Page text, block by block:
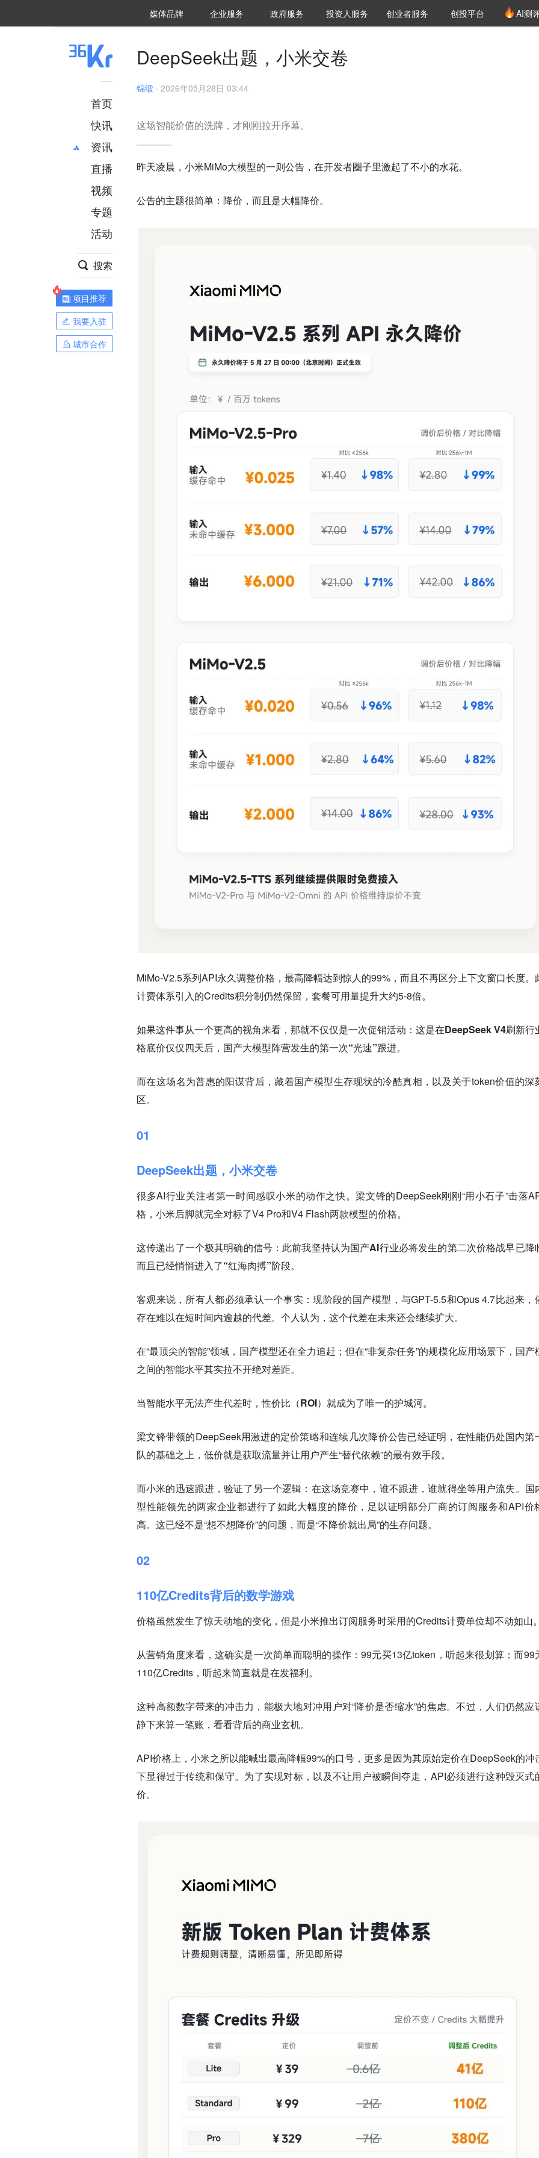
媒体品牌 36Kr研究院
企业服务 城市之窗
政府服务 VClub投资机构库
投资机构职位推介
投资人服务 创投氪堂
创业者服务 创投平台 AI测
首页
快讯
资讯
推荐
财经
项目推荐
安徽
直播
视频
专题
活动
搜索
项目推荐
我要入驻
城市合作
DeepSeek出题，小米交卷
锦缎 · 2026年05月28日 03:44
这场智能价值的洗牌，才刚刚拉开序幕。
昨天凌晨，小米MiMo大模型的一则公告，在开发者圈子里激起了不小的水花。
公告的主题很简单： 降价，而且是大幅降价。
MiMo-V2.5系列API永久调整价格，最高降幅达到惊人的99%，而且不再区分上下文窗口长度。
计费体系引入的Credits积分制仍然保留，套餐可用量提升大约5-8倍。
如果这件事从一个更高的视角来看，那就不仅仅是一次促销活动： 这是在DeepSeek V4刷新行
格底价仅仅四天后，国产大模型阵营发生的第一次“光速”跟进。
而在这场名为普惠的阳谋背后，藏着国产模型生存现状的冷酷真相，以及关于token价值的深
区。
01
DeepSeek出题，小米交卷
很多AI行业关注者第一时间感叹小米的动作之快。梁文锋的DeepSeek刚刚“用小石子”击落
格，小米后脚就完全对标了V4 Pro和V4 Flash两款模型的价格。
这传递出了一个极其明确的信号：此前我坚持认为国产AI行业必将发生的第二次价格战早已降
而且已经悄悄进入了“红海肉搏”阶段。
客观来说，所有人都必须承认一个事实：现阶段的国产模型，与GPT-5.5和Opus 4.7比起来，
存在难以在短时间内逾越的代差。个人认为，这个代差在未来还会继续扩大。
在“最顶尖的智能”领域，国产模型还在全力追赶；但在“非复杂任务”的规模化应用场景下，国产
之间的智能水平其实拉不开绝对差距。
当智能水平无法产生代差时，性价比（ROI）就成为了唯一的护城河。
梁文锋带领的DeepSeek用激进的定价策略和连续几次降价公告已经证明，在性能仍处国内第
队的基础之上，低价就是获取流量并让用户产生“替代依赖”的最有效手段。
而小米的迅速跟进，验证了另一个逻辑：在这场竞赛中，谁不跟进，谁就得坐等用户流失。国
型性能领先的两家企业都进行了如此大幅度的降价，足以证明部分厂商的订阅服务和API价
高。这已经不是“想不想降价”的问题，而是“不降价就出局”的生存问题。
02
110亿Credits背后的数学游戏
价格虽然发生了惊天动地的变化，但是小米推出订阅服务时采用的Credits计费单位却不动如山。
从营销角度来看，这确实是一次简单而聪明的操作：99元买13亿token，听起来很划算；而99
110亿Credits，听起来简直就是在发福利。
这种高额数字带来的冲击力，能极大地对冲用户对“降价是否缩水”的焦虑。不过，人们仍然应
静下来算一笔账，看看背后的商业玄机。
API价格上，小米之所以能喊出最高降幅99%的口号，更多是因为其原始定价在DeepSeek的冲
下显得过于传统和保守。为了实现对标，以及不让用户被瞬间夺走，API必须进行这种毁灭式
价。